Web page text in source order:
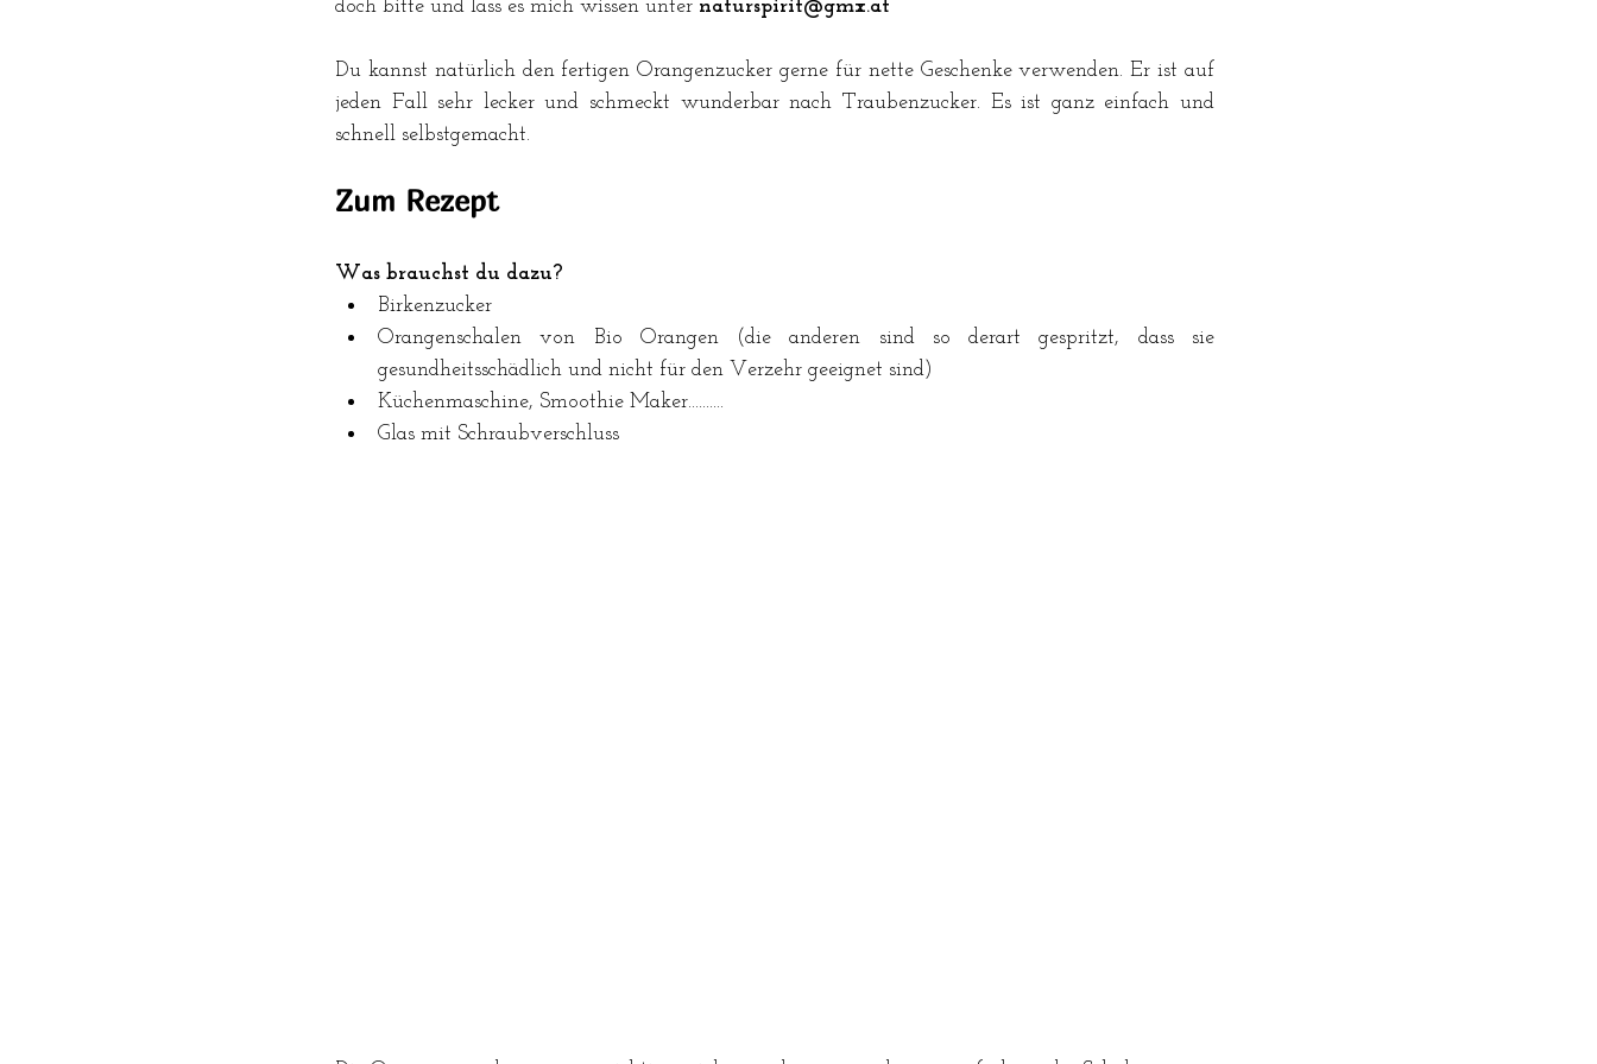
doch bitte und lass es mich wissen unter naturspirit@gmx.at
Du kannst natürlich den fertigen Orangenzucker gerne für nette Geschenke verwenden. Er ist auf
jeden Fall sehr lecker und schmeckt wunderbar nach Traubenzucker. Es ist ganz einfach und
schnell selbstgemacht.
Zum Rezept
Was brauchst du dazu?
Birkenzucker
Orangenschalen von Bio Orangen (die anderen sind so derart gespritzt, dass sie
gesundheitsschädlich und nicht für den Verzehr geeignet sind)
Küchenmaschine, Smoothie Maker..........
Glas mit Schraubverschluss